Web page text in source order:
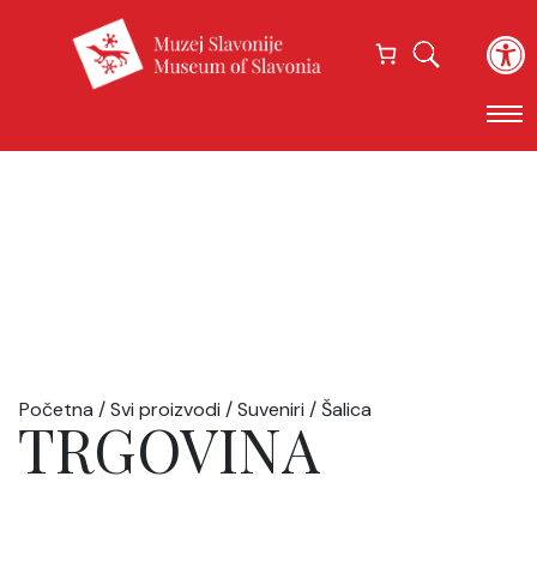
Početna /Svi proizvodi /Suveniri / Šalica
TRGOVINA